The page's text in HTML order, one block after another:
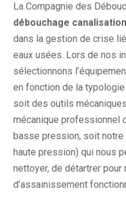
La Compagnie des
débouchage
dans la gestion de crise
eaux usées. Lors de nos
sélectionnons
en fonction de la
soit des outils
mécanique professionnel
basse pression, soit notre
haute pression) qui nous
nettoyer, de détartrer pour
d’assainissement